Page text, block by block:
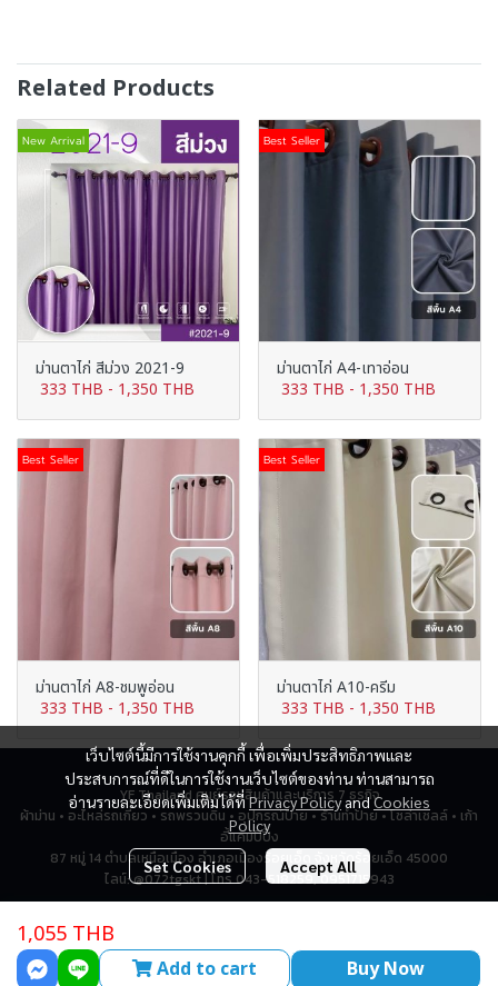
Related Products
New Arrival
ม่านตาไก่ สีม่วง 2021-9
333 THB - 1,350 THB
Best Seller
ม่านตาไก่ A4-เทาอ่อน
333 THB - 1,350 THB
Best Seller
ม่านตาไก่ A8-ชมพูอ่อน
333 THB - 1,350 THB
Best Seller
ม่านตาไก่ A10-ครีม
333 THB - 1,350 THB
1,055 THB
Add to cart Buy Now
เว็บไซต์นี้มีการใช้งานคุกกี้ เพื่อเพิ่มประสิทธิภาพและ
ประสบการณ์ที่ดีในการใช้งานเว็บไซต์ของท่าน ท่านสามารถ
อ่านรายละเอียดเพิ่มเติมได้ที่Privacy PolicyandCookies
Policy
Set Cookies Accept All
YF Thailand ศูนย์รวมสินค้าและบริการ 7 ธุรกิจ
ผ้าม่าน • อะไหล่รถเกี่ยว • รถพรวนดิน • อุปกรณ์ป้าย • ร้านทำป้าย • โซล่าเซลล์ • เก้า
อี้แคมป์ปิ้ง
87 หมู่ 14 ตำบลเหนือเมือง อำเภอเมืองร้อยเอ็ด จังหวัดร้อยเอ็ด 45000
ไลน์: @072tgskt | โทร 043-518259, 0951715943
Total Visitor2,787,879